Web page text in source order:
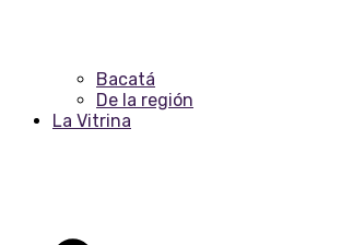
Bacatá
De la región
La Vitrina